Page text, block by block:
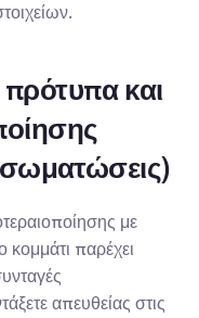
και
με
παρέχει
απευθείας στις